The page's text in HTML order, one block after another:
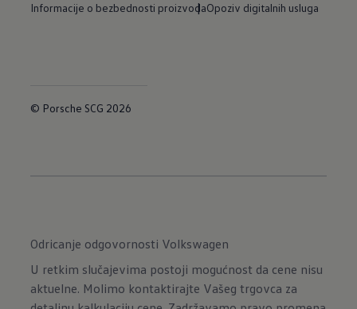
Informacije o bezbednosti proizvodaOpoziv digitalnih usluga
© Porsche SCG 2026
Odricanje odgovornosti Volkswagen
U retkim slučajevima postoji mogućnost da cene nisu
aktuelne. Molimo kontaktirajte Vašeg trgovca za